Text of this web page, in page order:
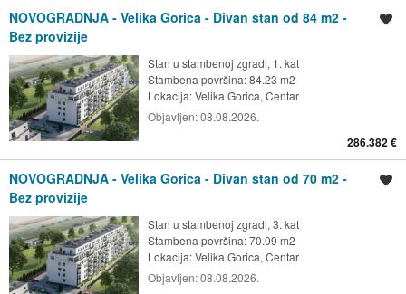
NOVOGRADNJA - Velika Gorica - Divan stan od 84 m2 -
Bez provizije
Stan u stambenoj zgradi, 1. kat
Stambena površina: 84.23 m2
Lokacija:Velika Gorica, Centar
Objavljen:08.08.2026.
286.382 €
NOVOGRADNJA - Velika Gorica - Divan stan od 70 m2 -
Bez provizije
Stan u stambenoj zgradi, 3. kat
Stambena površina: 70.09 m2
Lokacija:Velika Gorica, Centar
Objavljen:08.08.2026.